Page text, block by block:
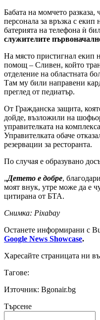
Бабата на момчето разказа,
персонала за връзка с
батерията на телефона ѝ
служителите
На място пристигнал екип
помощ – Сливен, който
отделение на областната
Там му били направени
преглед от педиатър.
От Гражданска защита,
дойде, възложили на
управителката на
Управителката обаче
резервации за ресторанта.
По случая е образувано
„Детето е добре,
моят внук, утре може да е
цитирана от БТА.
Снимка: Pixabay
Останете информирани с
Google News Showcase.
Харесайте страницата ни
Тагове:
Източник: Bgonair.bg
Търсене